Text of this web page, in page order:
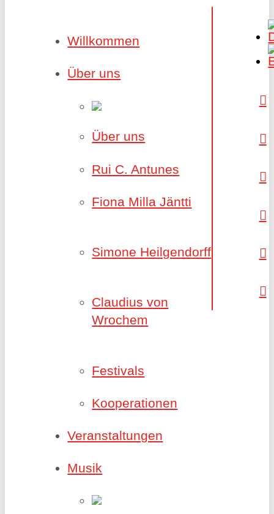
Willkommen
Über uns
Über uns
Rui C. Antunes
Fiona Milla Jäntti
Simone Heilgendorff
Claudius von
Wrochem
Festivals
Kooperationen
Veranstaltungen
Musik